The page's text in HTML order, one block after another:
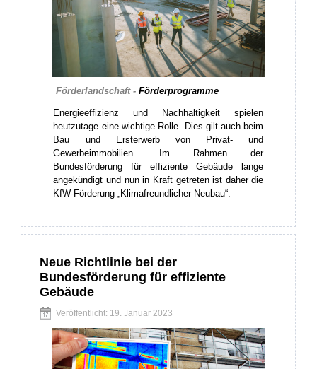
Förderlandschaft - Förderprogramme
Energieeffizienz und Nachhaltigkeit spielen
heutzutage eine wichtige Rolle. Dies gilt auch beim
Bau und Ersterwerb von Privat- und
Gewerbeimmobilien. Im Rahmen der
Bundesförderung für effiziente Gebäude lange
angekündigt und nun in Kraft getreten ist daher die
KfW-Förderung „Klimafreundlicher Neubau“.
Neue Richtlinie bei der
Bundesförderung für effiziente
Gebäude
Veröffentlicht: 19. Januar 2023